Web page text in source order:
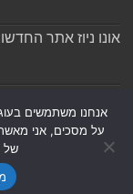
אונו ניוז אתר
אנחנו משתמשים
על מסכים, אני
של